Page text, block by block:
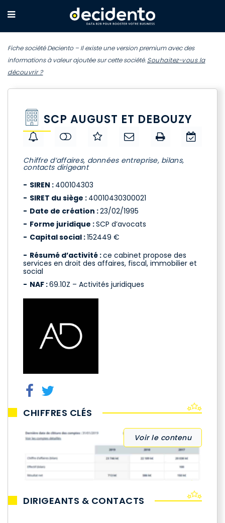
Fiche société Deciento – Il existe une version premium avec des
informations à valeur ajoutée sur cette société. Souhaitez-vous la
découvrir ?
SCP AUGUST ET DEBOUZY
Chiffre d’affaires, données entreprise, bilans,
contacts dirigeant
SIREN : 400104303
SIRET du siège : 40010430300021
Date de création :23/02/1995
Forme juridique :SCP d’avocats
Capital social :152449 €
Résumé d’activité :ce cabinet propose des
services en droit des affaires, fiscal, immobilier et
social
NAF :69.10Z – Activités juridiques
CHIFFRES CLÉS
Voir le contenu
DIRIGEANTS & CONTACTS